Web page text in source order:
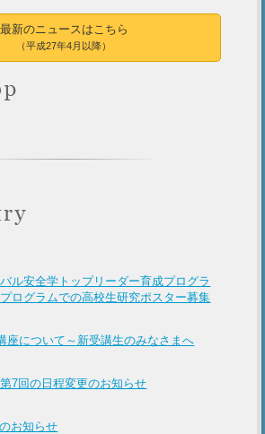
最新のニュースはこちら
（平成27年4月以降）
ル安全学トップリーダー育成プログラ
ログラムでの高校生研究ポスター募集
座について～新受講生のみなさまへ
7回の日程変更のお知らせ
お知らせ